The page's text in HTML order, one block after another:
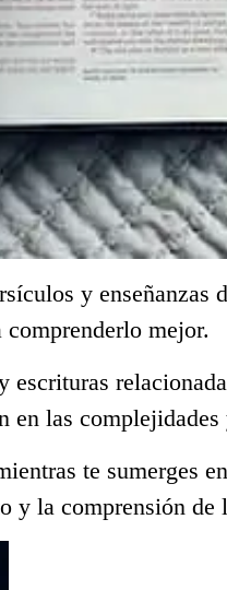
y enseñanzas
comprenderlo mejor.
en las
te sumerges
y la comprensión de